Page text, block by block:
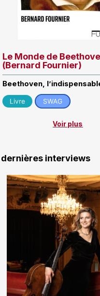
Le Monde de
(Bernard Fournier)
Beethoven,
Livre SWAG
Voir plus
dernières interviews